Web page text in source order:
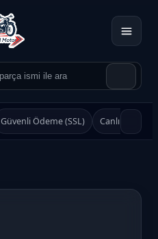
Güvenli Ödeme (SSL) Canlı Destek